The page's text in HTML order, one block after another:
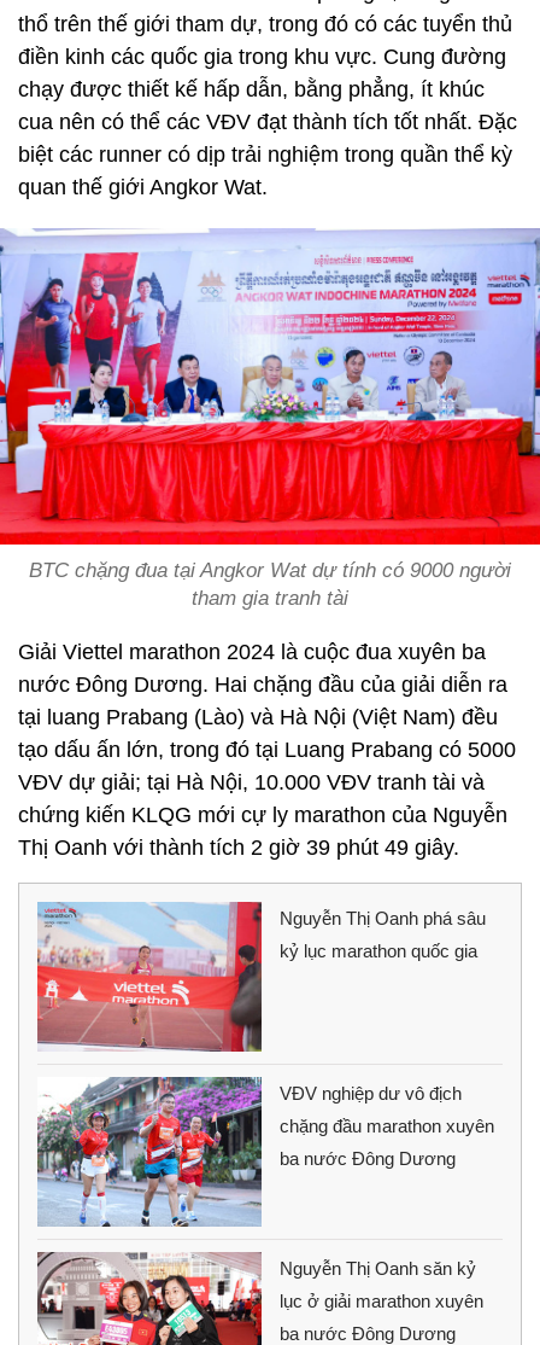
thổ trên thế giới tham dự, trong đó có các tuyển thủ
điền kinh các quốc gia trong khu vực. Cung đường
chạy được thiết kế hấp dẫn, bằng phẳng, ít khúc
cua nên có thể các VĐV đạt thành tích tốt nhất. Đặc
biệt các runner có dịp trải nghiệm trong quần thể kỳ
quan thế giới Angkor Wat.
BTC chặng đua tại Angkor Wat dự tính có 9000 người
tham gia tranh tài
Giải Viettel marathon 2024 là cuộc đua xuyên ba
nước Đông Dương. Hai chặng đầu của giải diễn ra
tại luang Prabang (Lào) và Hà Nội (Việt Nam) đều
tạo dấu ấn lớn, trong đó tại Luang Prabang có 5000
VĐV dự giải; tại Hà Nội, 10.000 VĐV tranh tài và
chứng kiến KLQG mới cự ly marathon của Nguyễn
Thị Oanh với thành tích 2 giờ 39 phút 49 giây.
Nguyễn Thị Oanh phá sâu
kỷ lục marathon quốc gia
VĐV nghiệp dư vô địch
chặng đầu marathon xuyên
ba nước Đông Dương
Nguyễn Thị Oanh săn kỷ
lục ở giải marathon xuyên
ba nước Đông Dương